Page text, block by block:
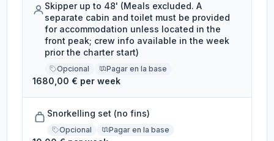
Skipper up to 48' (Meals excluded. A
separate cabin and toilet must be provided
for accommodation unless located in the
front peak; crew info available in the week
prior the charter start)
Opcional Pagar en la base
1680,00 € per week
Snorkelling set (no fins)
Opcional Pagar en la base